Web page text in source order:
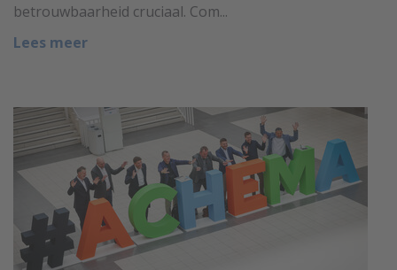
betrouwbaarheid cruciaal. Com...
Lees meer